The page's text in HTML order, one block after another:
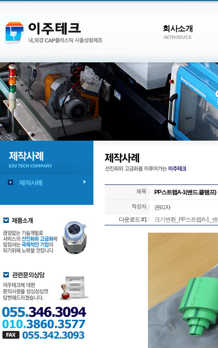
회사소개
INTRODUCE
제작사례
PP스트랩A-1(밴드.클램프)
관리자
다운로드 #1
크기변환_PP스트랩A-1_밴